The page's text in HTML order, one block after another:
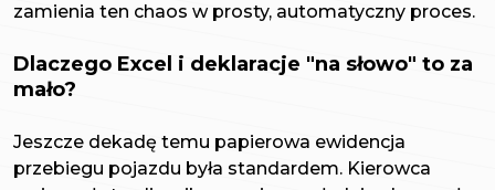
zamienia ten chaos w prosty, automatyczny proces.
Dlaczego Excel i deklaracje "na słowo" to za
mało?
Jeszcze dekadę temu papierowa ewidencja
przebiegu pojazdu była standardem. Kierowca